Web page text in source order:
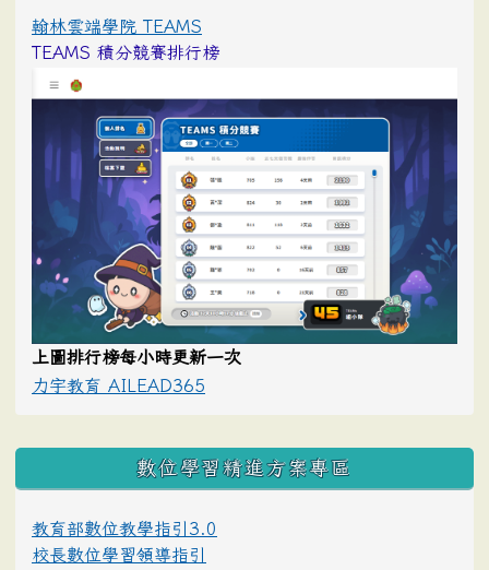
翰林雲端學院 TEAMS
TEAMS 積分競賽排行榜
上圖排行榜每小時更新一次
力宇教育 AILEAD365
數位學習精進方案專區
教育部數位教學指引3.0
校長數位學習領導指引